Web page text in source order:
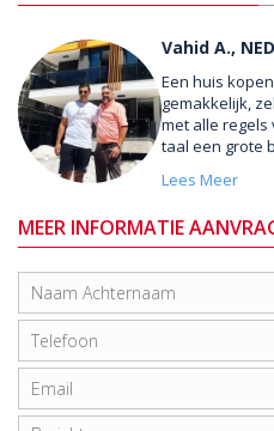
Vahid A.,
Een huis
gemakkelijk,
met alle regels
taal een grote
Lees Meer
MEER INFORMATIE